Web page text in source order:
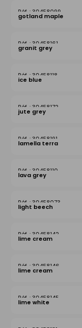
30458099
gotland maple
30458161
granit grey
30458118
ice blue
30458172
jute grey
30458191
lamella terra
30458110
lava grey
30458073
light beech
30458142
lime cream
30458146
lime cream
30458145
lime white